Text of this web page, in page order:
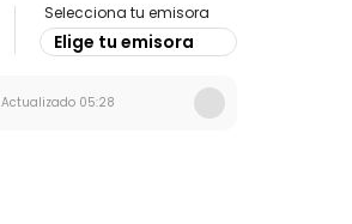
Selecciona tu emisora
Elige tu emisora
Actualizado 05:28